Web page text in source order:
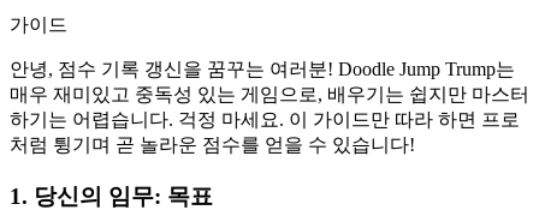
가이드
안녕, 점수 기록 갱신을 꿈꾸는 여러분! Doodle Jump Trump는
매우 재미있고 중독성 있는 게임으로, 배우기는 쉽지만 마스터
하기는 어렵습니다. 걱정 마세요. 이 가이드만 따라 하면 프로
처럼 튕기며 곧 놀라운 점수를 얻을 수 있습니다!
1. 당신의 임무: 목표